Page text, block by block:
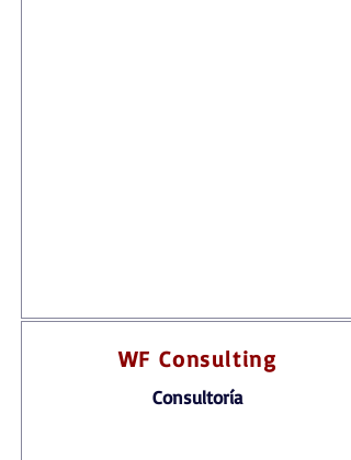
WF Consulting
Consultoría